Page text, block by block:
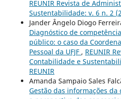
REUNIR Revista de
Sustentabilidade: v. 6 n. 2
Jander Ângelo Diogo
Diagnóstico de
público: o caso da
Pessoal da UFJF , REUNIR
Contabilidade e
REUNIR
Amanda Sampaio Sales
Gestão das informações